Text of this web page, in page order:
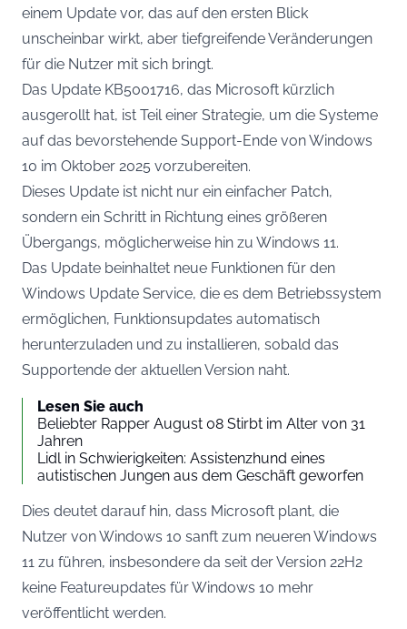
einem Update vor, das auf den ersten Blick
unscheinbar wirkt, aber tiefgreifende Veränderungen
für die Nutzer mit sich bringt.
Das Update KB5001716, das Microsoft kürzlich
ausgerollt hat, ist Teil einer Strategie, um die Systeme
auf das bevorstehende Support-Ende von Windows
10 im Oktober 2025 vorzubereiten.
Dieses Update ist nicht nur ein einfacher Patch,
sondern ein Schritt in Richtung eines größeren
Übergangs, möglicherweise hin zu Windows 11.
Das Update beinhaltet neue Funktionen für den
Windows Update Service, die es dem Betriebssystem
ermöglichen, Funktionsupdates automatisch
herunterzuladen und zu installieren, sobald das
Supportende der aktuellen Version naht.
Lesen Sie auch
Beliebter Rapper August 08 Stirbt im Alter von 31
Jahren
Lidl in Schwierigkeiten: Assistenzhund eines
autistischen Jungen aus dem Geschäft geworfen
Dies deutet darauf hin, dass Microsoft plant, die
Nutzer von Windows 10 sanft zum neueren Windows
11 zu führen, insbesondere da seit der Version 22H2
keine Featureupdates für Windows 10 mehr
veröffentlicht werden.